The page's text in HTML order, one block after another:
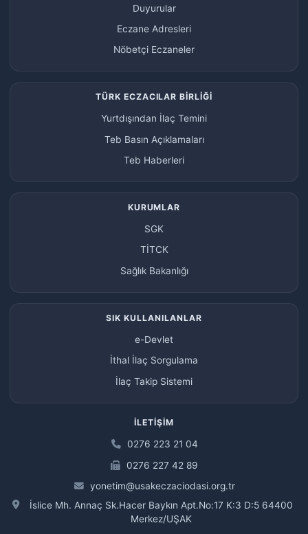
Duyurular
Eczane Adresleri
Nöbetçi Eczaneler
TÜRK ECZACILAR BİRLİĞİ
Yurtdışından İlaç Temini
Teb Basın Açıklamaları
Teb Haberleri
KURUMLAR
SGK
TİTCK
Sağlık Bakanlığı
SIK KULLANILANLAR
e-Devlet
İthal İlaç Sorgulama
İlaç Takip Sistemi
İLETIŞIM
0276 223 21 04
0276 227 42 89
yonetim@usakeczaciodasi.org.tr
İslice Mh. Annaç Sk.Hacer Baykın Apt.No:17 K:3 D:5 64400
Merkez/UŞAK